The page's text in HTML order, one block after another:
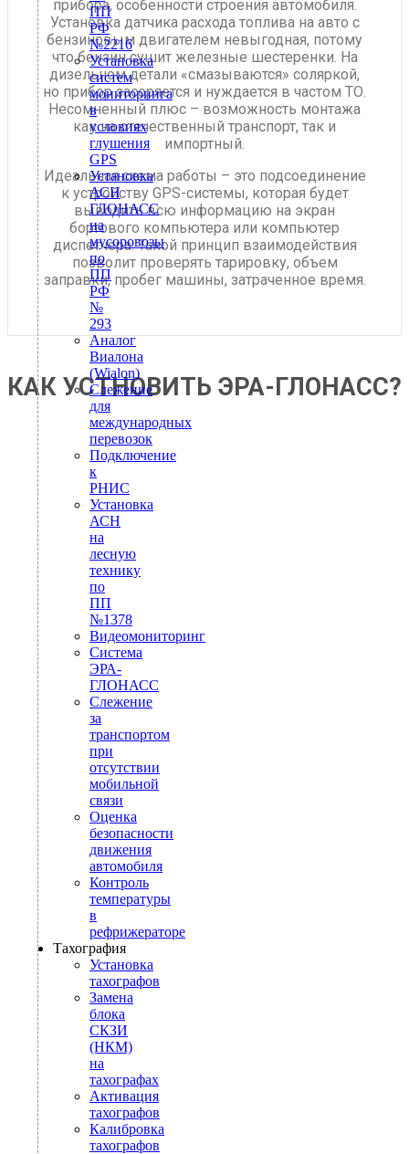
ПП
РФ
№2216
Установка
систем
мониторинга
в
условиях
глушения
GPS
Установка
АСН
ГЛОНАСС
на
мусоровозы
по
ПП
РФ
№
293
Аналог
Виалона
(Wialon)
Слежение
для
международных
перевозок
Подключение
к
РНИС
Установка
АСН
на
лесную
технику
по
ПП
№1378
Видеомониторинг
Система
ЭРА-
ГЛОНАСС
Слежение
за
транспортом
при
отсутствии
мобильной
связи
Оценка
безопасности
движения
автомобиля
Контроль
температуры
в
рефрижераторе
Тахография
Установка
тахографов
Замена
блока
СКЗИ
(НКМ)
на
тахографах
Активация
тахографов
Калибровка
тахографов
прибора, особенности строения автомобиля.
Установка датчика расхода топлива на авто с
бензиновым двигателем невыгодная, потому
что бензин сушит железные шестеренки. На
дизельном детали «смазываются» соляркой,
но прибор засоряется и нуждается в частом ТО.
Несомненный плюс – возможность монтажа
как на отечественный транспорт, так и
импортный.
Идеальная схема работы – это подсоединение
к устройству GPS-системы, которая будет
выводить всю информацию на экран
бортового компьютера или компьютер
диспетчера. Такой принцип взаимодействия
позволит проверять тарировку, объем
заправки, пробег машины, затраченное время.
КАК УСТНОВИТЬ ЭРА-ГЛОНАСС?